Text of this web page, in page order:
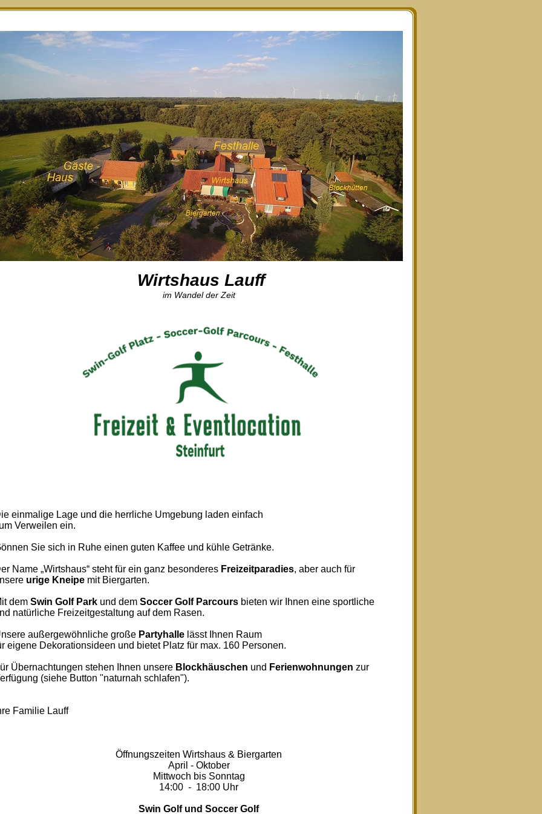
Wirtshaus Lauff
im Wandel der Zeit
einmalige Lage und die herrliche Umgebung laden einfach
Verweilen ein.
Sie sich in Ruhe einen guten Kaffee und kühle Getränke.
Name „Wirtshaus“ steht für ein ganz besonderes Freizeitparadies, aber auch für
urige Kneipe mit Biergarten.
dem Swin Golf Park und dem Soccer Golf Parcours bieten wir Ihnen eine sportliche
natürliche Freizeitgestaltung auf dem Rasen.
außergewöhnliche große Partyhalle lässt Ihnen Raum
eigene Dekorationsideen und bietet Platz für max. 160 Personen.
Übernachtungen stehen Ihnen unsere Blockhäuschen und Ferienwohnungen zur
(siehe Button "naturnah schlafen").
Familie Lauff
Öffnungszeiten Wirtshaus & Biergarten
April - Oktober
Mittwoch bis Sonntag
14:00 - 18:00 Uhr
Swin Golf und Soccer Golf